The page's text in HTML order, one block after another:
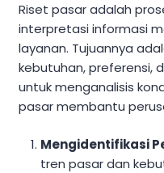
Riset pasar adalah
interpretasi informasi
layanan. Tujuannya
kebutuhan, preferensi,
untuk menganalisis
pasar membantu
Mengidentifikasi
tren pasar dan